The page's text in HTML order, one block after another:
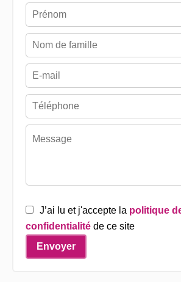
J’ai lu et j'accepte la politique
confidentialitéde ce site
Envoyer